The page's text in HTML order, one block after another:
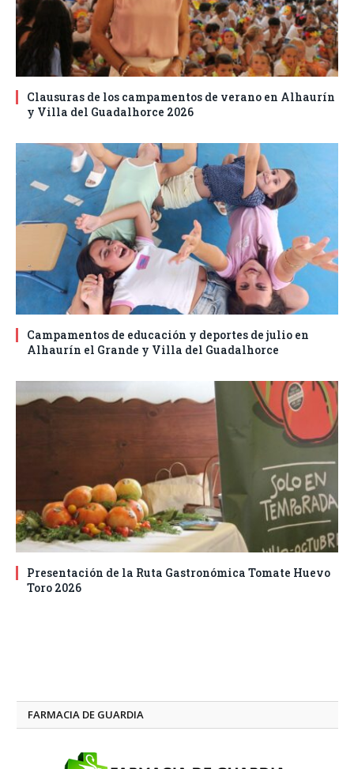
Clausuras de los campamentos de verano en Alhaurín
y Villa del Guadalhorce 2026
Campamentos de educación y deportes de julio en
Alhaurín el Grande y Villa del Guadalhorce
Presentación de la Ruta Gastronómica Tomate Huevo
Toro 2026
FARMACIA DE GUARDIA